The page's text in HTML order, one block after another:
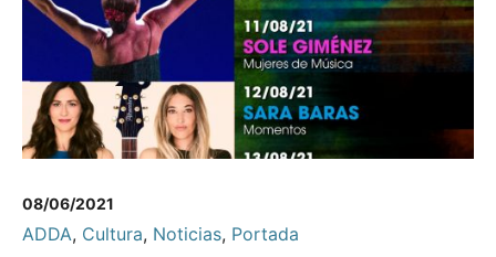
08/06/2021
ADDA, Cultura, Noticias, Portada